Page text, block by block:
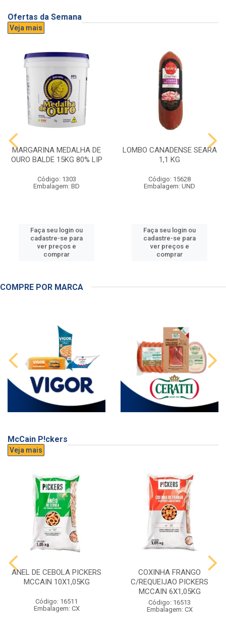
Ofertas da Semana
Veja mais
MARGARINA MEDALHA DE
OURO BALDE 15KG 80% LIP
Código: 1303
Embalagem: BD
Faça seu login ou
cadastre-se para
ver preços e
comprar
LOMBO CANADENSE SEARA
1,1 KG
Código: 15628
Embalagem: UND
Faça seu login ou
cadastre-se para
ver preços e
comprar
COMPRE POR MARCA
McCain P!ckers
Veja mais
ANEL DE CEBOLA PICKERS
MCCAIN 10X1,05KG
Código: 16511
Embalagem: CX
COXINHA FRANGO
C/REQUEIJAO PICKERS
MCCAIN 6X1,05KG
Código: 16513
Embalagem: CX